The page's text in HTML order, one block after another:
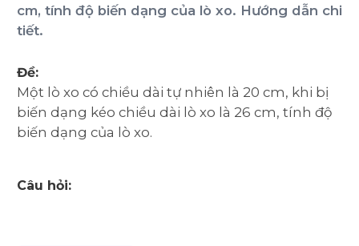
cm, tính độ biến dạng của lò xo. Hướng dẫn chi
tiết.
Đề:
Một lò xo có chiều dài tự nhiên là 20 cm, khi bị
biến dạng kéo chiều dài lò xo là 26 cm, tính độ
biến dạng của lò xo.
Câu hỏi: